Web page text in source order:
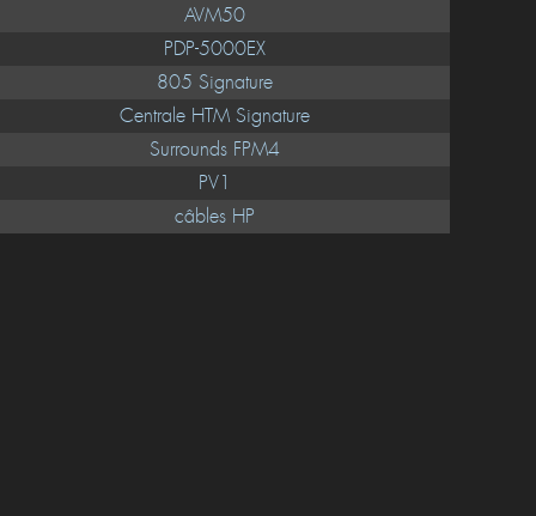
Acoustic Zen XLR
AVM50
PDP-5000EX
805 Signature
Centrale HTM Signature
Surrounds FPM4
PV1